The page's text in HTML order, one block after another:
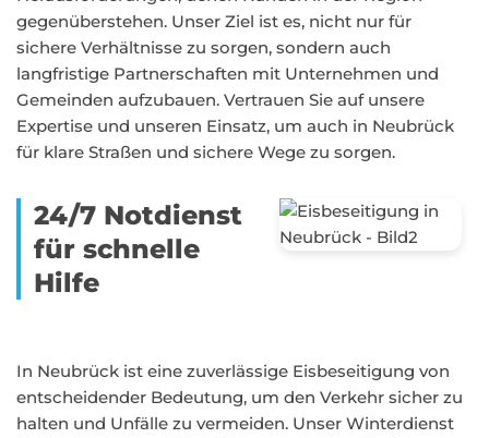
gegenüberstehen. Unser Ziel ist es, nicht nur für
sichere Verhältnisse zu sorgen, sondern auch
langfristige Partnerschaften mit Unternehmen und
Gemeinden aufzubauen. Vertrauen Sie auf unsere
Expertise und unseren Einsatz, um auch in Neubrück
für klare Straßen und sichere Wege zu sorgen.
24/7 Notdienst
für schnelle
Hilfe
In Neubrück ist eine zuverlässige Eisbeseitigung von
entscheidender Bedeutung, um den Verkehr sicher zu
halten und Unfälle zu vermeiden. Unser Winterdienst